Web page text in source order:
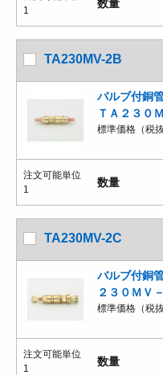
1
数量
TA230MV-2B
バルブ付銅
ＴＡ２３０
標準価格（税
注文可能単位
1
数量
TA230MV-2C
バルブ付銅
２３０ＭＶ
標準価格（税
注文可能単位
1
数量